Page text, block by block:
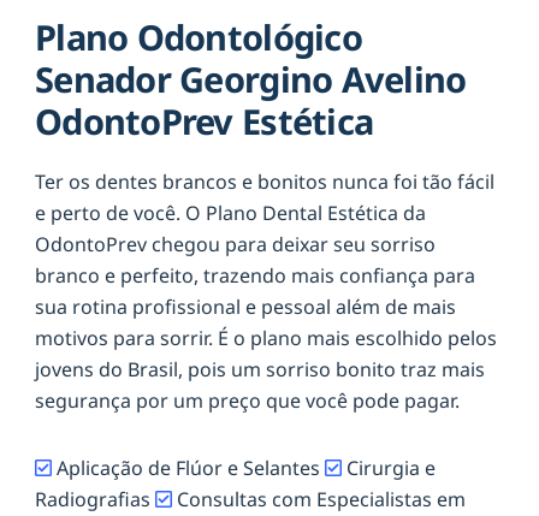
Plano Odontológico
Senador Georgino Avelino
OdontoPrev Estética
Ter os dentes brancos e bonitos nunca foi tão fácil
e perto de você. O Plano Dental Estética da
OdontoPrev chegou para deixar seu sorriso
branco e perfeito, trazendo mais confiança para
sua rotina profissional e pessoal além de mais
motivos para sorrir. É o plano mais escolhido pelos
jovens do Brasil, pois um sorriso bonito traz mais
segurança por um preço que você pode pagar.
Aplicação de Flúor e Selantes
Cirurgia e
Radiografias
Consultas com Especialistas em